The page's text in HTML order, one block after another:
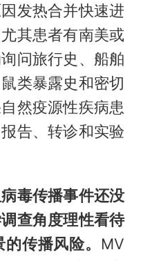
发热合并快速进
其患者有南美或
问旅行史、船舶
类暴露史和密切
然疫源性疾病患
告、转诊和实验
毒传播事件还没
查角度理性看待
传播风险。 MV